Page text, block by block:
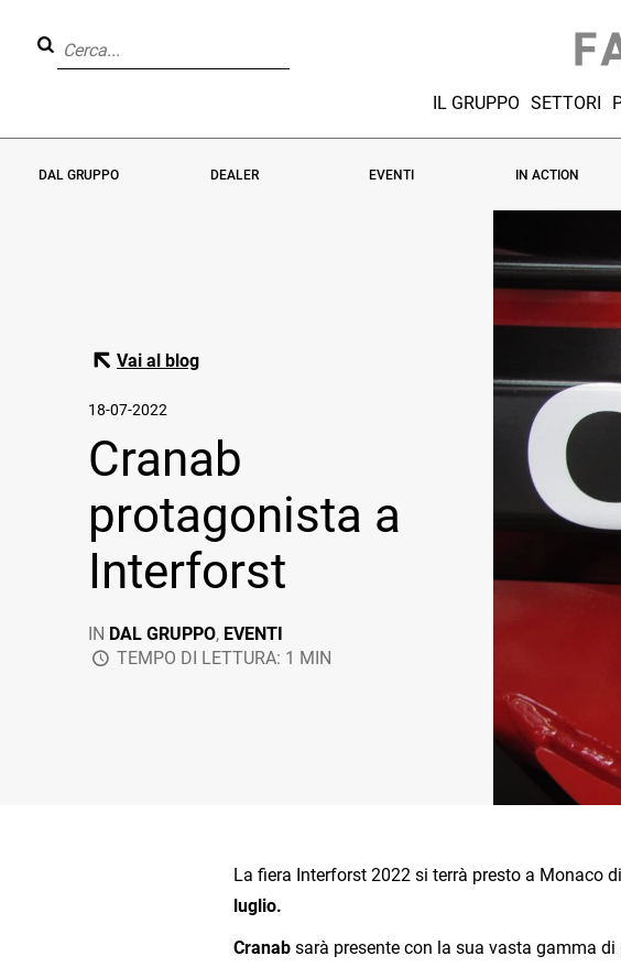
IL GRUPPO SETTORI
DAL GRUPPO DEALER EVENTI IN ACTION
Vai al blog
18-07-2022
Cranab
protagonista a
Interforst
IN DAL GRUPPO, EVENTI
TEMPO DI LETTURA: 1 MIN
La fiera Interforst 2022 si terrà presto a Monaco
luglio.
Cranab sarà presente con la sua vasta gamma